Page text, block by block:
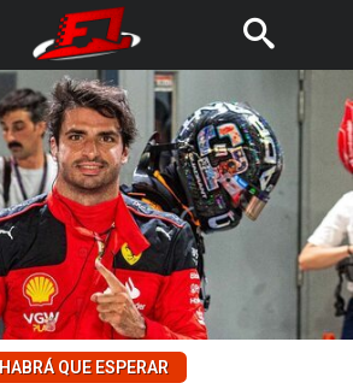
HABRÁ QUE ESPERAR